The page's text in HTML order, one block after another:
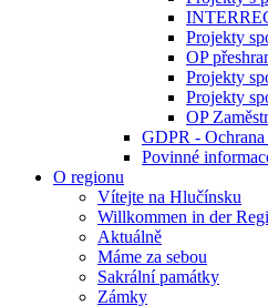
Projekty
OP
Projekty
Projekty
OP
GDPR -
Povinné
O regionu
Vítejte na Hlučínsku
Willkommen in der
Aktuálně
Máme za sebou
Sakrální památky
Zámky